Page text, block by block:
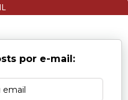
por e-mail: